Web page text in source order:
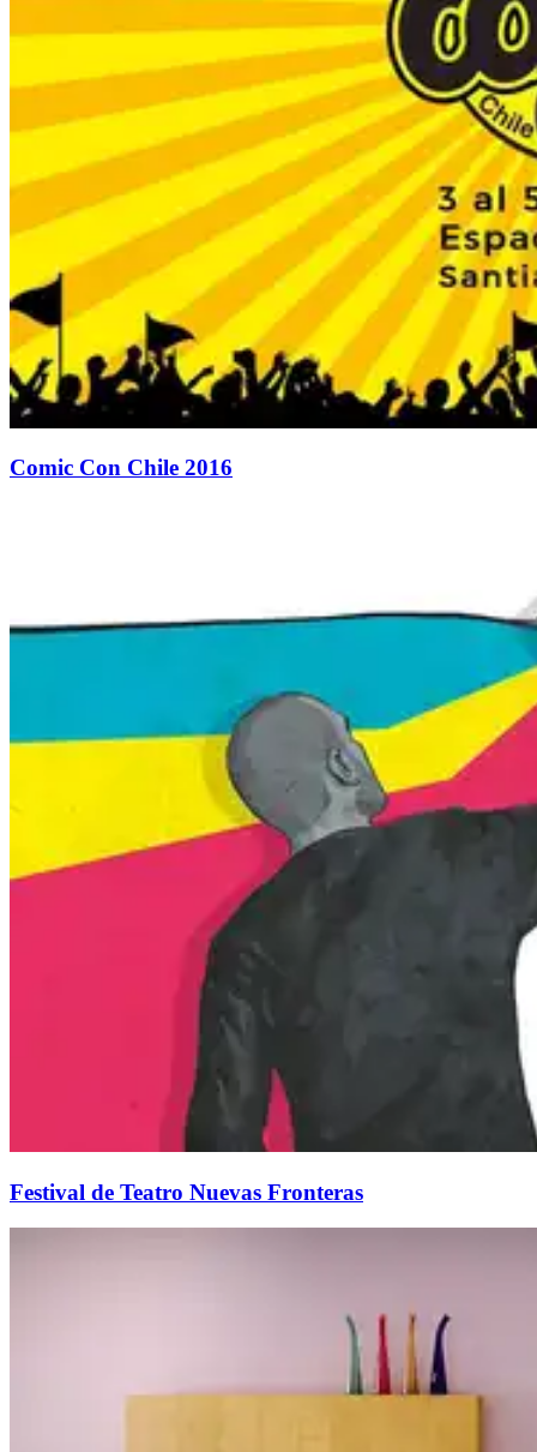
Comic Con Chile 2016
Festival de Teatro Nuevas Fronteras